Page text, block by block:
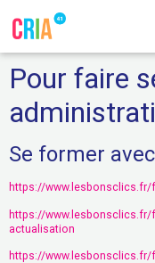
Pour faire
Se former
https://
https://
actualisation
https://